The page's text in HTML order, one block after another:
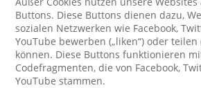
Buttons. Diese Buttons dienen dazu,
sozialen Netzwerken wie Facebook,
YouTube bewerben („liken“) oder teilen
können. Diese Buttons funktionieren
Codefragmenten, die von Facebook,
YouTube stammen.